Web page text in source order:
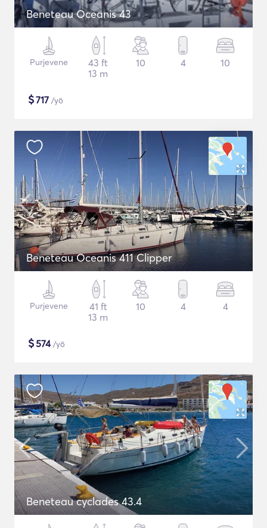
Beneteau Oceanis 43
Purjevene
43 ft
13 m
10 4 10
$717 /yö
Beneteau Oceanis 411 Clipper
Purjevene
41 ft
13 m
10 4 4
$574/yö
Beneteau cyclades 43.4